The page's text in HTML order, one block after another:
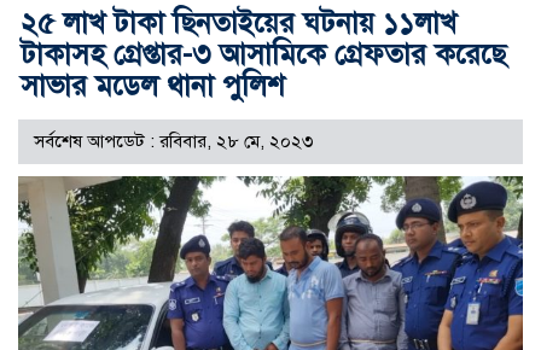
২৫ লাখ টাকা ছিনতাইয়ের ঘটনায় ১১লাখ
টাকাসহ গ্রেপ্তার-৩ আসামিকে গ্রেফতার করেছে
সাভার মডেল থানা পুলিশ
সর্বশেষ আপডেট : রবিবার, ২৮ মে, ২০২৩